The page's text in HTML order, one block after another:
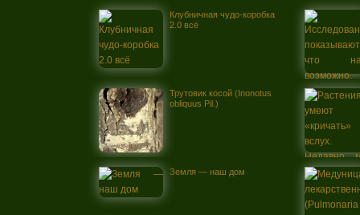
Клубничная чудо-коробка
2.0 всё
Трутовик косой (Inonotus
obliquus Pil.)
Земля — наш дом